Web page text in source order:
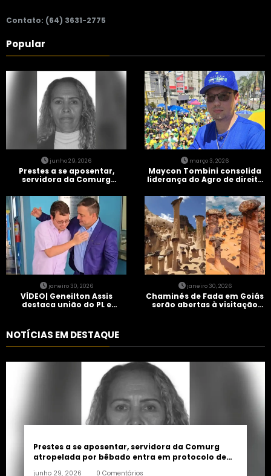
Contato: (64) 3631-2775
Popular
junho 29, 2026
Prestes a se aposentar,
servidora da Comurg
entra em protocolo de
morte encefálica
março 3, 2026
Maycon Tombini consolida
liderança do Agro de direita
Brasil” em Goiânia
janeiro 30, 2026
VÍDEO| Geneilton Assis
destaca união do PL e
janeiro 30, 2026
Chaminés de Fada em Goiás
serão abertas à visitação
NOTÍCIAS EM DESTAQUE
Prestes a se aposentar, servidora da Comurg
atropelada por bêbado entra em protocolo de
junho 29, 2026 0 Comentários